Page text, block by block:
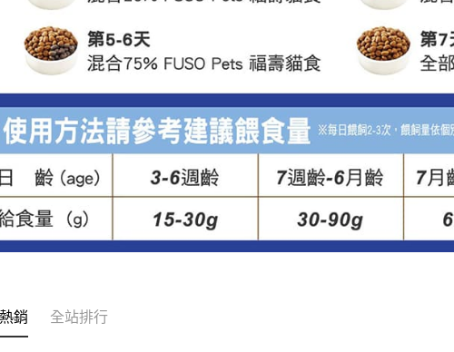
銷 全站排行